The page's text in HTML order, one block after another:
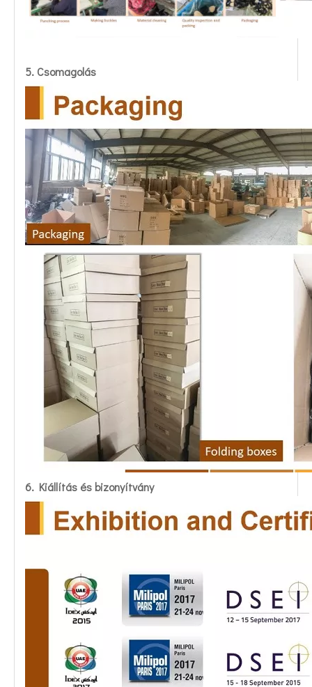
5. Csomagolás
6. Kiállítás és bizonyítvány